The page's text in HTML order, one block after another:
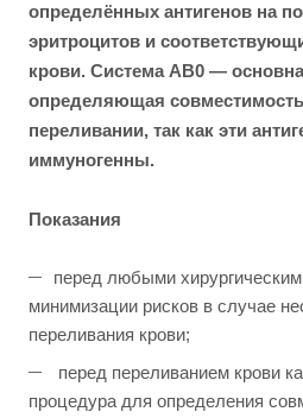
определённых антигенов на
эритроцитов и
крови. Система АВ0 —
определяющая
переливании, так как эти
иммуногенны.
Показания
перед любыми
минимизации рисков в случае
переливания крови;
перед переливанием крови
процедура для определения